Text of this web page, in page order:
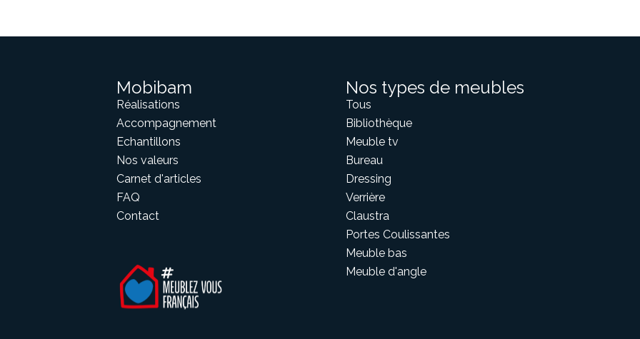
Mobibam
Réalisations
Accompagnement
Echantillons
Nos valeurs
Carnet d'articles
FAQ
Contact
Nos types de meubles
Tous
Bibliothèque
Meuble tv
Bureau
Dressing
Verrière
Claustra
Portes Coulissantes
Meuble bas
Meuble d'angle